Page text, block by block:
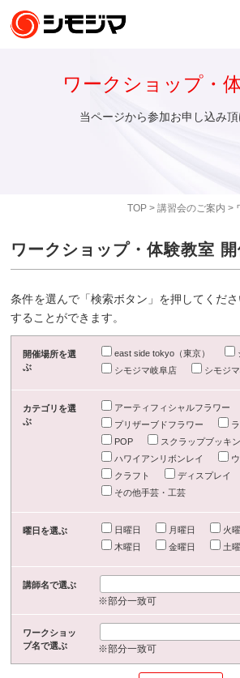
TOP> 講習会のご案内 >
ワークショップ・
当ページから参加お申し込み頂
ワークショップ・体験教室
条件を選んで「検索ボタン」を押してくだ
することができます。
開催場所を選
ぶ
east side tokyo（東京）
シモジマ岐阜店
シモジ
カテゴリを選
ぶ
アーティフィシャルフラワー
プリザーブドフラワー
POP
スクラップブッキ
ハワイアンリボンレイ
クラフト
ディスプレイ
その他手芸・工芸
曜日を選ぶ 日曜日 月曜日 火
木曜日
金曜日 土
講師名で選ぶ
※部分一致可
ワークショッ
プ名で選ぶ
※部分一致可